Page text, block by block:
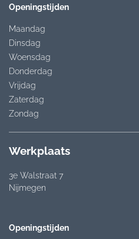
Openingstijden
Maandag
Dinsdag
Woensdag
Donderdag
Vrijdag
Zaterdag
Zondag
Werkplaats
3e Walstraat 7
Nijmegen
Openingstijden